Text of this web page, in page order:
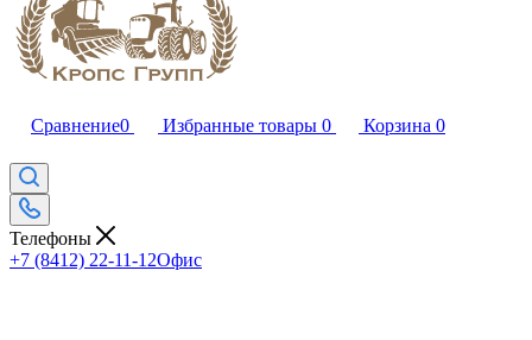
Сравнение0 Избранные товары 0 Корзина 0
Телефоны
+7 (8412) 22-11-12Офис